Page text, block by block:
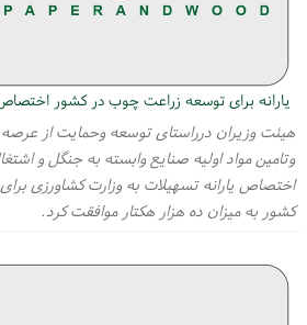
یارانه برای توسعه زراعت چوب در كشور
هیئت وزیران درراستای توسعه وحمایت از
وتامین مواد اولیه صنایع وابسته به جنگل و
اختصاص یارانه تسهیلات به وزارت كشاورزی
كشور به میزان ده هزار هكتار موافقت كرد.